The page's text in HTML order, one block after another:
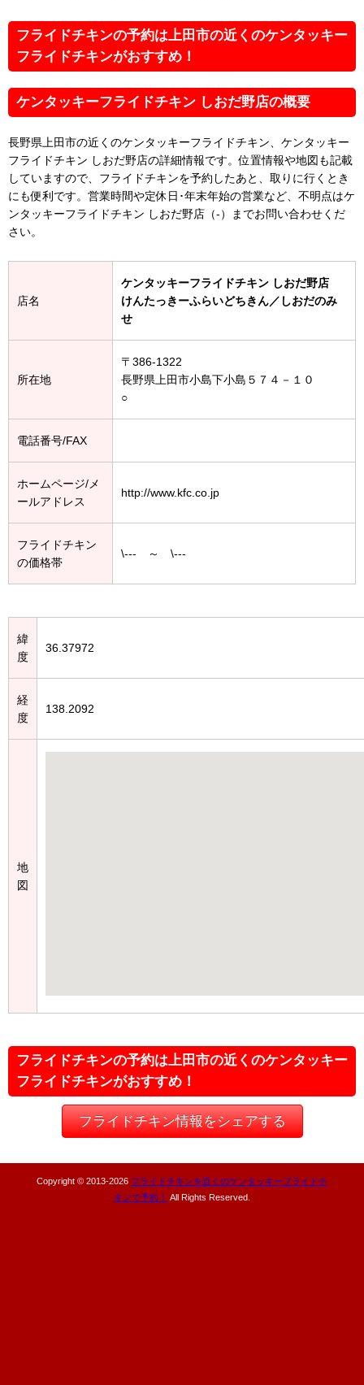
フライドチキンの予約は上田市の近くのケンタッキー
フライドチキンがおすすめ！
ケンタッキーフライドチキン しおだ野店の概要
長野県上田市の近くのケンタッキーフライドチキン、ケンタッキー
フライドチキン しおだ野店の詳細情報です。位置情報や地図も記載
していますので、フライドチキンを予約したあと、取りに行くとき
にも便利です。営業時間や定休日･年末年始の営業など、不明点はケ
ンタッキーフライドチキン しおだ野店（-）までお問い合わせくだ
さい。
店名
ケンタッキーフライドチキン しおだ野店
けんたっきーふらいどちきん／しおだのみ
せ
所在地
〒386-1322
長野県上田市小島下小島５７４－１０
○
電話番号/FAX
ホームページ/メ
ールアドレス
http://www.kfc.co.jp
フライドチキン
の価格帯
\--- ～ \---
緯
度
36.37972
経
度
138.2092
地
図
フライドチキンの予約は上田市の近くのケンタッキー
フライドチキンがおすすめ！
フライドチキン情報をシェアする
Copyright © 2013-2026 フライドチキンを近くのケンタッキーフライドチ
キンで予約！
All Rights Reserved.